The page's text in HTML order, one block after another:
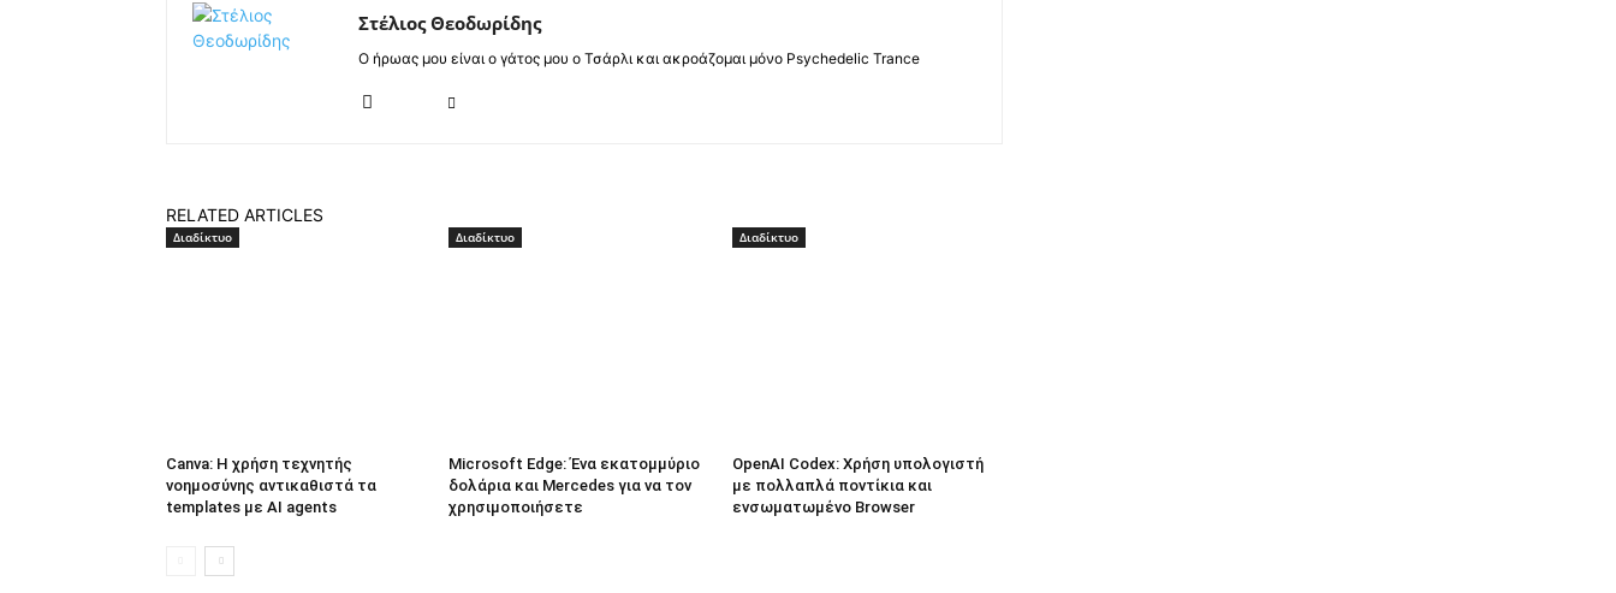
Στέλιος Θεοδωρίδης
Ο ήρωας μου είναι ο γάτος μου ο Τσάρλι και ακροάζομαι μόνο Psychedelic Trance
RELATED ARTICLES
Διαδίκτυο
Canva: Η χρήση τεχνητής
νοημοσύνης αντικαθιστά τα
templates με AI agents
Διαδίκτυο
Microsoft Edge: Ένα εκατομμύριο
δολάρια και Mercedes για να τον
χρησιμοποιήσετε
Διαδίκτυο
OpenAI Codex: Χρήση υπολογιστή
με πολλαπλά ποντίκια και
ενσωματωμένο Browser